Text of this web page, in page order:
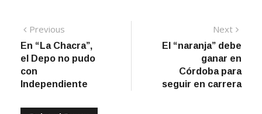
de
entradas
En “La Chacra”,
el Depo no pudo
con
Independiente
El “naranja” debe
ganar en
Córdoba para
seguir en carrera